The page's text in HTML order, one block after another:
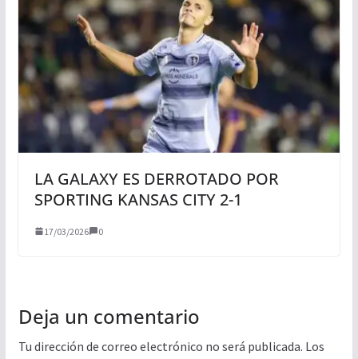
LA GALAXY ES DERROTADO POR
SPORTING KANSAS CITY 2-1
17/03/2026 0
Deja un comentario
Tu dirección de correo electrónico no será publicada. Los